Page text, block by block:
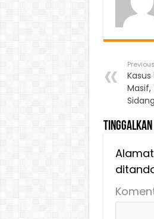
Previous
Masif,